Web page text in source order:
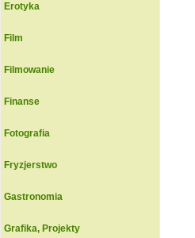
Erotyka
Film
Filmowanie
Finanse
Fotografia
Fryzjerstwo
Gastronomia
Grafika, Projekty